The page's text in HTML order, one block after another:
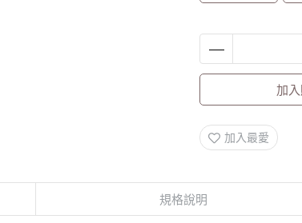
加
加入最愛
規格說明